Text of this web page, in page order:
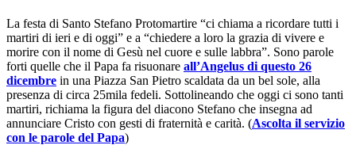
La festa di Santo Stefano Protomartire “ci chiama a ricordare tutti i
martiri di ieri e di oggi” e a “chiedere a loro la grazia di vivere e
morire con il nome di Gesù nel cuore e sulle labbra”. Sono parole
forti quelle che il Papa fa risuonare all’Angelus di questo 26
dicembre in una Piazza San Pietro scaldata da un bel sole, alla
presenza di circa 25mila fedeli. Sottolineando che oggi ci sono tanti
martiri, richiama la figura del diacono Stefano che insegna ad
annunciare Cristo con gesti di fraternità e carità. (Ascolta il servizio
con le parole del Papa)